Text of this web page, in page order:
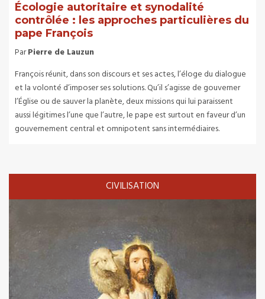
Écologie autoritaire et synodalité
contrôlée : les approches particulières du
pape François
ParPierre de Lauzun
François réunit, dans son discours et ses actes, l’éloge du dialogue
et la volonté d’imposer ses solutions. Qu’il s’agisse de gouverner
l’Église ou de sauver la planète, deux missions qui lui paraissent
aussi légitimes l’une que l’autre, le pape est surtout en faveur d’un
gouvernement central et omnipotent sans intermédiaires.
CIVILISATION